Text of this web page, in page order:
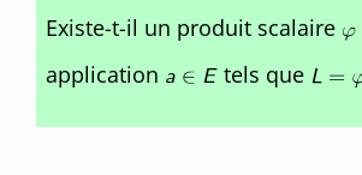
Existe-t-il un produit scalaire
application
tels que